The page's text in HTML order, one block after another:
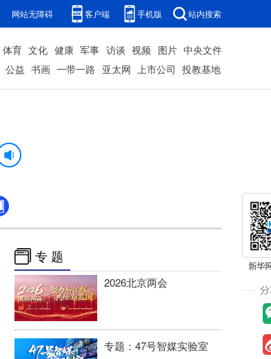
网站无障碍 客户端 手机版 站内搜索
体育 文化 健康 军事 访谈 视频 图片 中央文件
公益 书画 一带一路 亚太网 上市公司 投教基地
专 题
2026北京两会
专题：47号智媒实验室